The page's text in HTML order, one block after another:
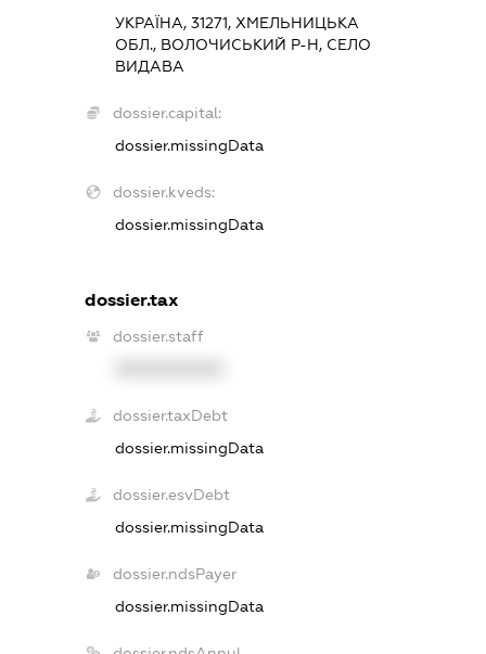
УКРАЇНА, 31271, ХМЕЛЬНИЦЬКА
ОБЛ., ВОЛОЧИСЬКИЙ Р-Н, СЕЛО
ВИДАВА
dossier.capital:
dossier.missingData
dossier.kveds:
dossier.missingData
dossier.tax
dossier.staff
dossier.taxDebt
dossier.missingData
dossier.esvDebt
dossier.missingData
dossier.ndsPayer
dossier.missingData